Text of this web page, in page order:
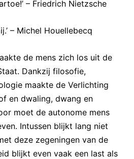
– Friedrich Nietzsche
– Michel Houellebecq
de mens zich los uit de
Dankzij filosofie,
maakte de Verlichting
en dwaling, dwang en
moet de autonome mens
Intussen blijkt lang niet
deze zegeningen van de
blijkt even vaak een last als